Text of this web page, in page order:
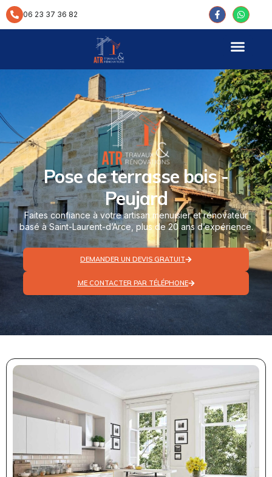
principal06 23 37 36 82
Pose de terrasse bois -
Peujard
Faites confiance à votre artisan menuisier et rénovateur
basé à Saint-Laurent-d’Arce, plus de 20 ans d’expérience.
DEMANDER UN DEVIS GRATUIT
ME CONTACTER PAR TÉLÉPHONE